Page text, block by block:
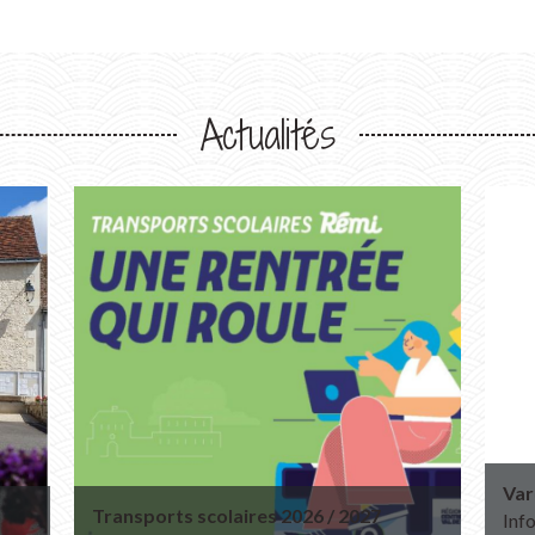
Actualités
Transports scolaires 2026 / 2027